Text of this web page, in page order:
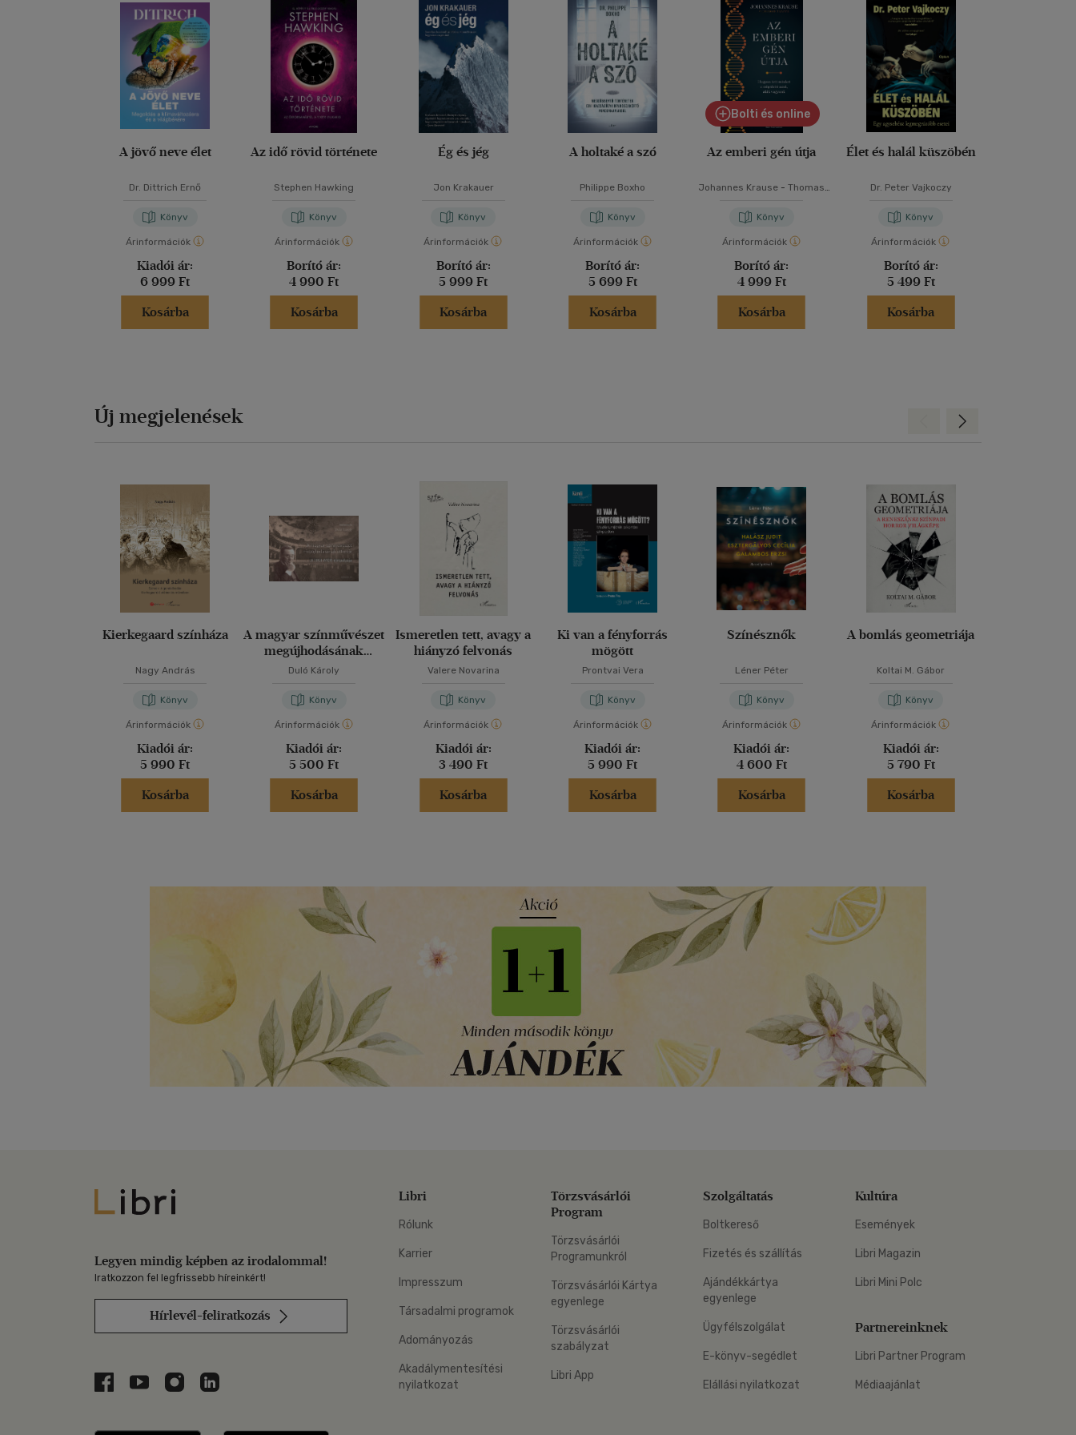
A jövő neve élet
Dr. Dittrich Ernő
Könyv
Árinformációk
Kiadói ár:
6 999 Ft
Kosárba
Az idő rövid története
Stephen Hawking
Könyv
Árinformációk
Borító ár:
4 990 Ft
Kosárba
Ég és jég
Jon Krakauer
Könyv
Árinformációk
Borító ár:
5 999 Ft
Kosárba
A holtaké a szó
Philippe Boxho
Könyv
Árinformációk
Borító ár:
5 699 Ft
Kosárba
Bolti és online
Az emberi gén útja
Johannes Krause -Thomas
Könyv
Árinformációk
Borító ár:
4 999 Ft
Kosárba
Élet és halál küszöbén
Dr. Peter Vajkoczy
Könyv
Árinformációk
Borító ár:
5 499 Ft
Kosárba
Új megjelenések
Kierkegaard színháza
Nagy András
Könyv
Árinformációk
Kiadói ár:
5 990 Ft
Kosárba
A magyar színművészet
megújhodásának
úttörője
Duló Károly
Könyv
Árinformációk
Kiadói ár:
5 500 Ft
Kosárba
Ismeretlen tett, avagy a
hiányzó felvonás
Valere Novarina
Könyv
Árinformációk
Kiadói ár:
3 490 Ft
Kosárba
Ki van a fényforrás
mögött
Prontvai Vera
Könyv
Árinformációk
Kiadói ár:
5 990 Ft
Kosárba
Színésznők
Léner Péter
Könyv
Árinformációk
Kiadói ár:
4 600 Ft
Kosárba
A bomlás geometriája
Koltai M. Gábor
Könyv
Árinformációk
Kiadói ár:
5 790 Ft
Kosárba
Előre
Libri
Legyen mindig képben az irodalommal!
Iratkozzon fel legfrissebb híreinkért!
Hírlevél-feliratkozás
Libri a Facebookon
Libri a Youtube-on
Libri az Instagramon
Libri a LinkedInen
Libri
Rólunk
Karrier
Impresszum
Társadalmi programok
Adományozás
Akadálymentesítési
nyilatkozat
Törzsvásárlói
Program
Törzsvásárlói
Programunkról
Törzsvásárlói Kártya
egyenlege
Törzsvásárlói
szabályzat
Libri App
Szolgáltatás
Boltkereső
Fizetés és szállítás
Ajándékkártya
egyenlege
Ügyfélszolgálat
E-könyv-segédlet
Elállási nyilatkozat
Kultúra
Események
Libri Magazin
Libri Mini Polc
Partnereinknek
Libri Partner Program
Médiaajánlat